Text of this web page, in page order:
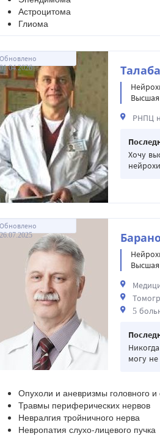
Астроцитома
Глиома
Обновлено
01.04.2026
Высшая
РНПЦ
Хочу
Обновлено
26.07.2025
Высшая
5
могу
Опухоли и аневризмы головного и
Травмы периферических нервов
Невралгия тройничного нерва
Невропатия слухо-лицевого пучка